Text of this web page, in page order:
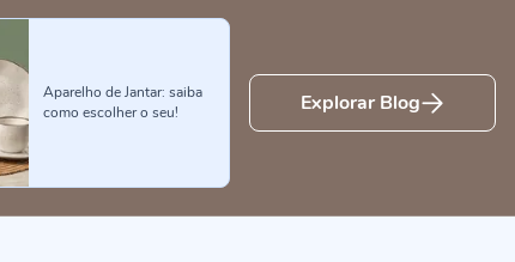
Aparelho de Jantar: saiba
como escolher o seu!
Explorar Blog